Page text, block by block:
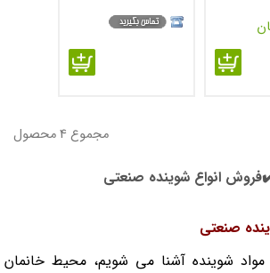
مجموع 4 محصول
انواع شوینده صنعتی
صنعتی
مواد شوینده آشنا می شویم، محیط خانمان